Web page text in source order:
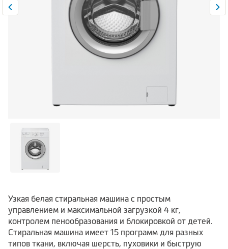
Узкая белая стиральная машина с простым
управлением и максимальной загрузкой 4 кг,
контролем пенообразования и блокировкой от детей.
Стиральная машина имеет 15 программ для разных
типов ткани, включая шерсть, пуховики и быструю